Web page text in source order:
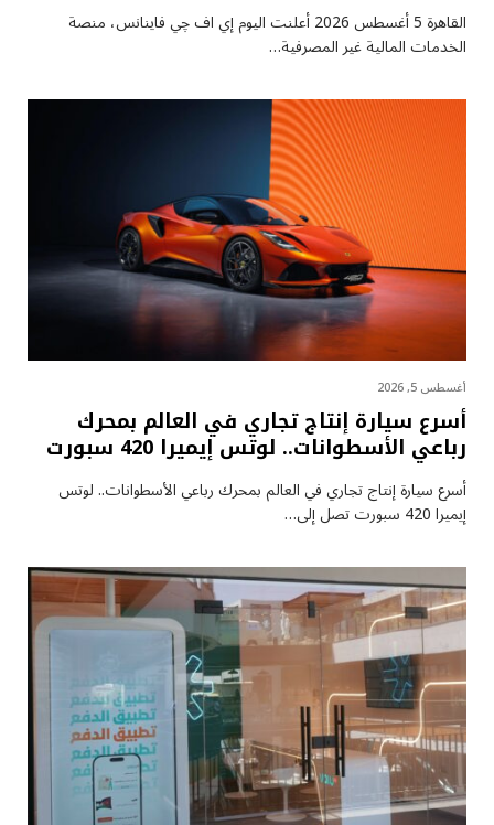
القاهرة 5 أغسطس 2026 أعلنت اليوم إي اف چي فاينانس، منصة
الخدمات المالية غير المصرفية…
أغسطس 5, 2026
أسرع سيارة إنتاج تجاري في العالم بمحرك
رباعي الأسطوانات.. لوتس إيميرا 420 سبورت
أسرع سيارة إنتاج تجاري في العالم بمحرك رباعي الأسطوانات.. لوتس
إيميرا 420 سبورت تصل إلى…